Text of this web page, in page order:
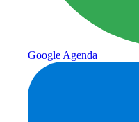
Google Agenda